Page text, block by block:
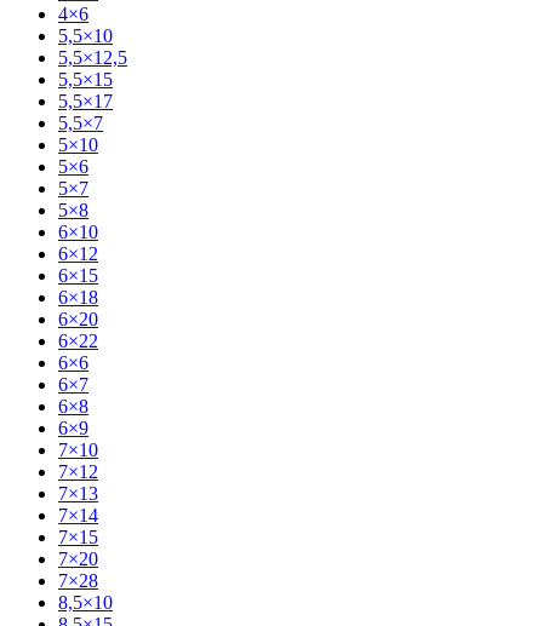
4×6
5,5×10
5,5×12,5
5,5×15
5,5×17
5,5×7
5×10
5×6
5×7
5×8
6×10
6×12
6×15
6×18
6×20
6×22
6×6
6×7
6×8
6×9
7×10
7×12
7×13
7×14
7×15
7×20
7×28
8,5×10